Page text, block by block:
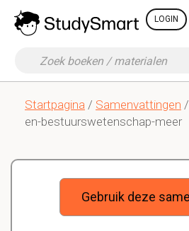
LOGIN
Startpagina / Samenvattingen
en-bestuurswetenschap-meer
Gebruik deze